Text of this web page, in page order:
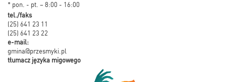
* pon. - pt. – 8:00 - 16:00
tel./faks
(25) 641 23 11
(25) 641 23 22
e-mail:
gmina@przesmyki.pl
tłumacz języka migowego